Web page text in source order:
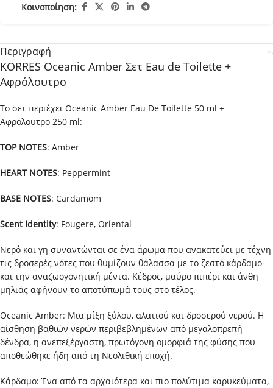
Κοινοποίηση:
Περιγραφή
KORRES Oceanic Amber Σετ Eau de Toilette +
Αφρόλουτρο
Το σετ περιέχει Oceanic Amber Eau De Toilette 50 ml +
Αφρόλουτρο 250 ml:
TOP NOTES: Amber
HEART NOTES: Peppermint
BASE NOTES: Cardamom
Scent Identity: Fougere, Oriental
Νερό και γη συναντώνται σε ένα άρωμα που ανακατεύει με τέχνη
τις δροσερές νότες που θυμίζουν θάλασσα με το ζεστό κάρδαμο
και την αναζωογονητική μέντα. Κέδρος, μαύρο πιπέρι και άνθη
μηλιάς αφήνουν το αποτύπωμά τους στο τέλος.
Oceanic Amber: Μια μίξη ξύλου, αλατιού και δροσερού νερού. Η
αίσθηση βαθιών νερών περιβεβλημένων από μεγαλοπρεπή
δένδρα, η ανεπεξέργαστη, πρωτόγονη ομορφιά της φύσης που
αποθεώθηκε ήδη από τη Νεολιθική εποχή.
Κάρδαμο: Ένα από τα αρχαιότερα και πιο πολύτιμα καρυκεύματα,